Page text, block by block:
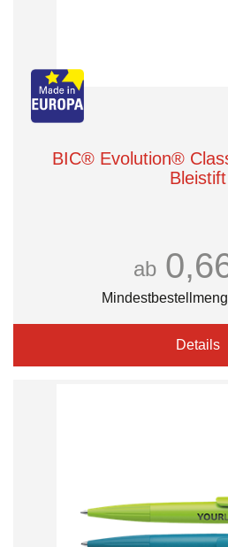
BIC® Evolution®
Bleistift
ab
Details